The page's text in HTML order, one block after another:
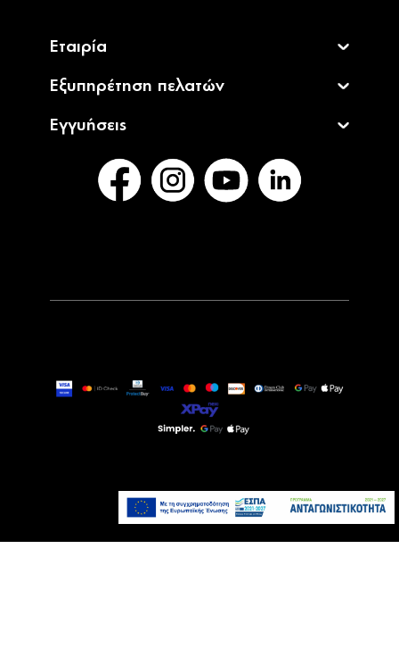
Προσθήκη στο καλάθι
Εταιρία
Εξυπηρέτηση πελατών
Εγγυήσεις